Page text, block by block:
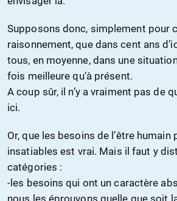
Supposons donc, simplement pour
raisonnement, que dans cent ans
tous, en moyenne, dans une
fois meilleure qu’à présent.
A coup sûr, il n’y a vraiment pas de
ici.
Or, que les besoins de l’être
insatiables est vrai. Mais il faut y
catégories :
-les besoins qui ont un caractère